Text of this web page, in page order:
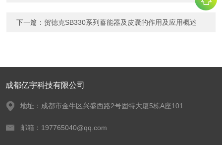
下一篇：贺德克SB330系列蓄能器及皮囊的作用及应用概述
成都亿宇科技有限公司
地址：成都市金牛区兴盛西路2号固特大厦5栋A座101
邮箱：197765040@qq.com